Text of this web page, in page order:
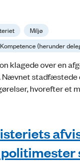
Miljø
Kompetence (herunder
klagede over en
stadfæstede
hvorefter et